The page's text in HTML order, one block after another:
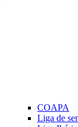
COAPA
Liga de